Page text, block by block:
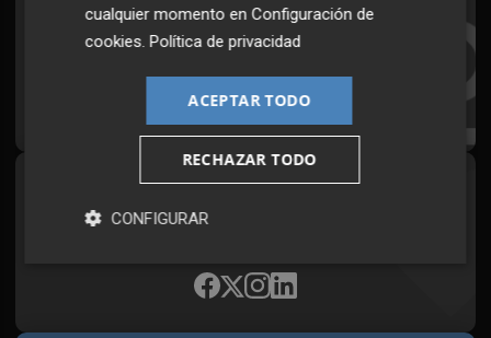
Suscríbete al Boletín
Todos los días a primera hora en tu email
¡Quiero suscribirme!
Plaza Podcast, desde cualquier medio
cualquier momento enConfiguración de
cookies .Política de privacidad
ACEPTAR TODO
RECHAZAR TODO
CONFIGURAR